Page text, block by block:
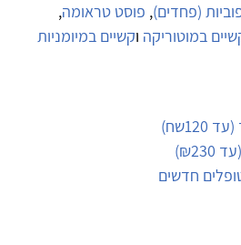
(פחדים), פוסט טראומה,
במוטוריקה וקשיים במיומניות
חדשים